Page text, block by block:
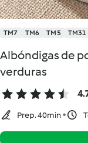
TM7 TM6 TM5 TM31
Albóndigas de
verduras
Prep. 40min